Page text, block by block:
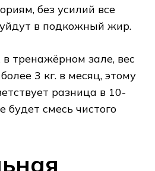
без усилий все
в подкожный жир.
тренажёрном зале, вес
3 кг. в месяц, этому
разница в 10-
будет смесь чистого